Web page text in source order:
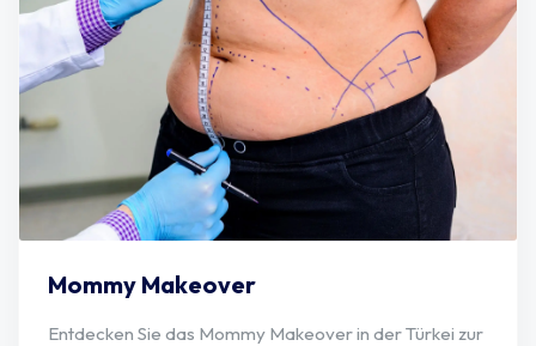
Mommy Makeover
Entdecken Sie das Mommy Makeover in der Türkei zur